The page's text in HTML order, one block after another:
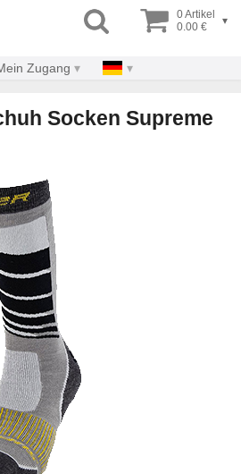
0 Artikel
0.00 €
▾
Zugang
Socken Supreme